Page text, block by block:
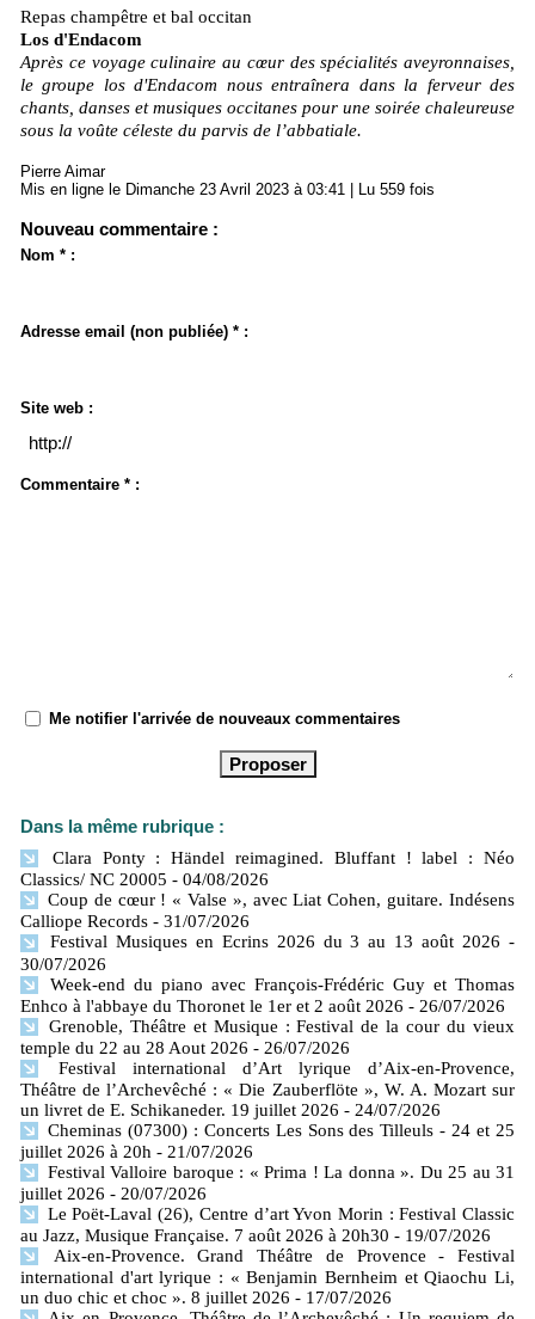
Repas champêtre et bal occitan
Los d'Endacom
Après ce voyage culinaire au cœur des spécialités aveyronnaises,
le groupe los d'Endacom nous entraînera dans la ferveur des
chants, danses et musiques occitanes pour une soirée chaleureuse
sous la voûte céleste du parvis de l’abbatiale.
Pierre Aimar
Mis en ligne le Dimanche 23 Avril 2023 à 03:41 | Lu 559 fois
Nouveau commentaire :
Nom * :
Adresse email (non publiée) * :
Site web :
Commentaire * :
Me notifier l'arrivée de nouveaux commentaires
Dans la même rubrique :
Clara Ponty : Händel reimagined. Bluffant ! label : Néo
Classics/ NC 20005 - 04/08/2026
Coup de cœur ! « Valse », avec Liat Cohen, guitare. Indésens
Calliope Records - 31/07/2026
Festival Musiques en Ecrins 2026 du 3 au 13 août 2026 -
30/07/2026
Week-end du piano avec François-Frédéric Guy et Thomas
Enhco à l'abbaye du Thoronet le 1er et 2 août 2026 - 26/07/2026
Grenoble, Théâtre et Musique : Festival de la cour du vieux
temple du 22 au 28 Aout 2026 - 26/07/2026
Festival international d’Art lyrique d’Aix-en-Provence,
Théâtre de l’Archevêché : « Die Zauberflöte », W. A. Mozart sur
un livret de E. Schikaneder. 19 juillet 2026 - 24/07/2026
Cheminas (07300) : Concerts Les Sons des Tilleuls - 24 et 25
juillet 2026 à 20h - 21/07/2026
Festival Valloire baroque : « Prima ! La donna ». Du 25 au 31
juillet 2026 - 20/07/2026
Le Poët-Laval (26), Centre d’art Yvon Morin : Festival Classic
au Jazz, Musique Française. 7 août 2026 à 20h30 - 19/07/2026
Aix-en-Provence. Grand Théâtre de Provence - Festival
international d'art lyrique : « Benjamin Bernheim et Qiaochu Li,
un duo chic et choc ». 8 juillet 2026 - 17/07/2026